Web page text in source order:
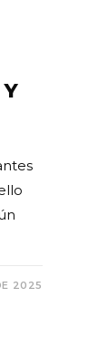
2025